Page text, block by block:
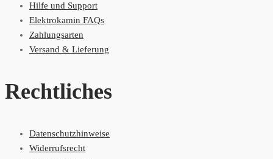
Hilfe und Support
Elektrokamin FAQs
Zahlungsarten
Versand & Lieferung
Rechtliches
Datenschutzhinweise
Widerrufsrecht